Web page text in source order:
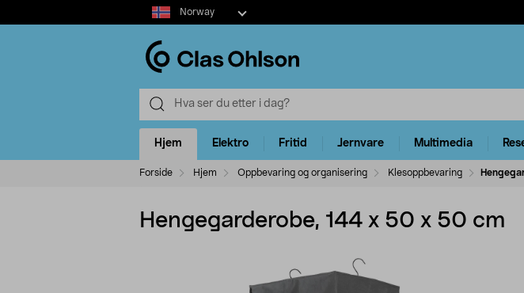
Select
market
Norway
Hjem Elektro Fritid Jernvare Multimedia
Forside Hjem Oppbevaring og organisering Klesoppbevaring
Hengegarderobe, 144 x 50 x 50 cm